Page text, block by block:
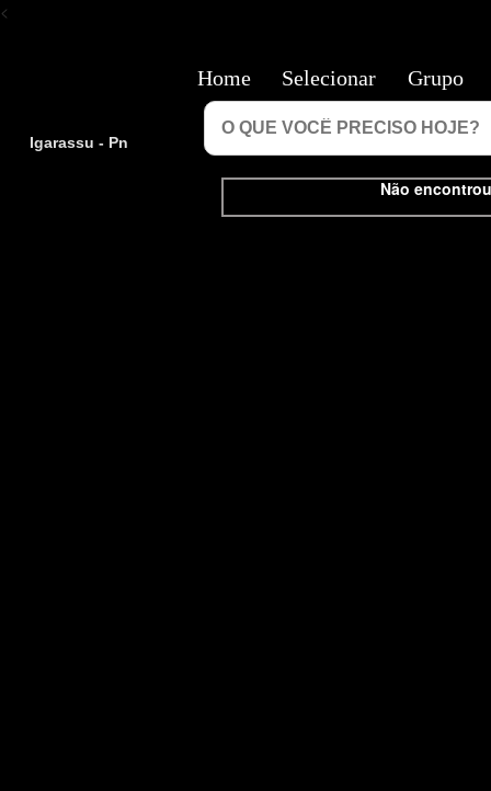
<
Igarassu - Pn
Não
Home Selecionar Grupo